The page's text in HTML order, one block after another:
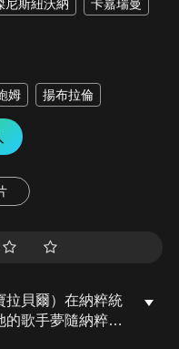
尼斯紐沃納
卡嘉瑞曼
姆 揚布拉倫
拉貝爾）在納粹統
的歌手夢隨納粹的